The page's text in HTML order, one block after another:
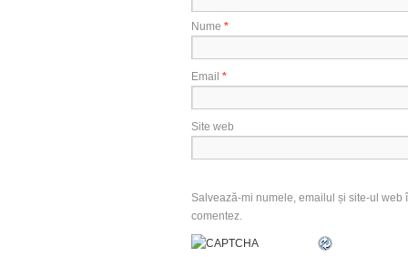
Nume *
Email *
Site web
Salvează-mi numele, emailul și site-ul
comentez.